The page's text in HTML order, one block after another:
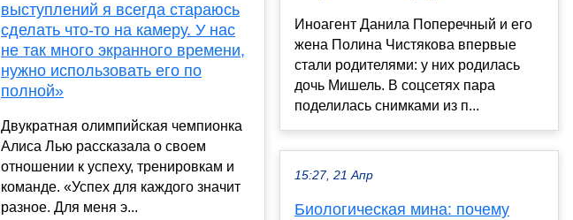
выступлений я всегда стараюсь
сделать что-то на камеру. У нас
не так много экранного времени,
нужно использовать его по
полной»
Двукратная олимпийская чемпионка
Алиса Лью рассказала о своем
отношении к успеху, тренировкам и
команде. «Успех для каждого значит
разное. Для меня э...
Иноагент Данила Поперечный и его
жена Полина Чистякова впервые
стали родителями: у них родилась
дочь Мишель. В соцсетях пара
поделилась снимками из п...
15:27, 21 Апр
Биологическая мина: почему